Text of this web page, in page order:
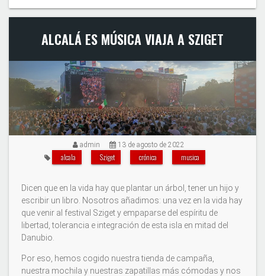
ALCALÁ ES MÚSICA VIAJA A SZIGET
admin 13 de agosto de 2022
alcala Sziget crónica musica
Dicen que en la vida hay que plantar un árbol, tener un hijo y
escribir un libro. Nosotros añadimos: una vez en la vida hay
que venir al festival Sziget y empaparse del espíritu de
libertad, tolerancia e integración de esta isla en mitad del
Danubio.
Por eso, hemos cogido nuestra tienda de campaña,
nuestra mochila y nuestras zapatillas más cómodas y nos